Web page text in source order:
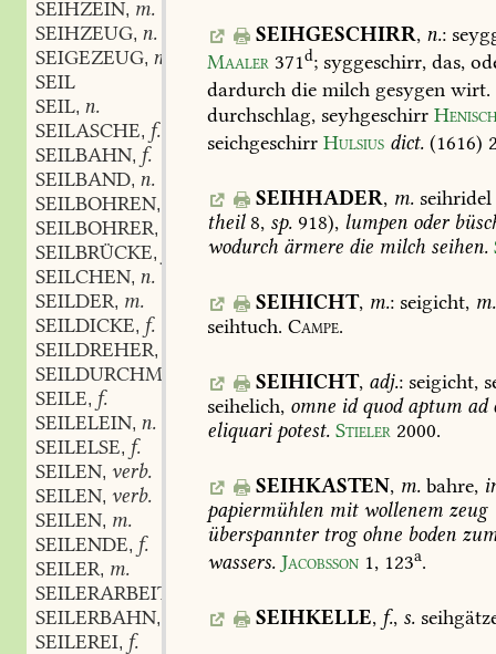
SEIHZEIN, m.
SEIHZEUG, n.
SEIGEZEUG, n.
SEIL
SEIL, n.
SEILASCHE, f.
SEILBAHN, f.
SEILBAND, n.
SEILBOHREN,
SEILBOHRER,
SEILBRÜCKE,
SEILCHEN, n.
SEILDER, m.
SEILDICKE, f.
SEILDREHER,
SEILDURCHMESSER, m.
SEILE, f.
SEILELEIN, n.
SEILELSE, f.
SEILEN, verb.
SEILEN, verb.
SEILEN, m.
SEILENDE, f.
SEILER, m.
SEILERARBEIT
SEILERBAHN,
SEILEREI, f.
SEIHGESCHIRR, n.:
Maaler 371d; syggeschirr, das,
dardurch die milch gesygen wirt.
durchschlag, seyhgeschirr
seichgeschirr Hulsius dict. (1616)
SEIHHADER, m.seihridel
theil8, sp. 918), lumpen oder
wodurch ärmere die milch seihen.
SEIHICHT, m.:seigicht, m.
seihtuch. Campe.
SEIHICHT, adj.:seigicht,
seihelich, omne idquodaptum ad
eliquaripotest. Stieler 2000.
SEIHKASTEN, m.bahre,
papiermühlen mitwollenem zeug
überspanntertrogohne boden
wassers. Jacobsson 1, 123a.
SEIHKELLE, f., s.